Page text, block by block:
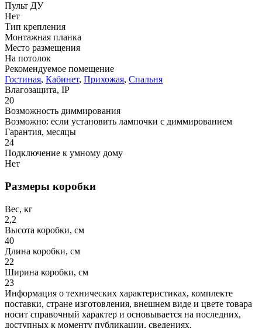
Пульт ДУ
Нет
Тип крепления
Монтажная планка
Место размещения
На потолок
Рекомендуемое помещение
Гостиная, Кабинет, Прихожая, Спальня
Влагозащита, IP
20
Возможность диммирования
Возможно: если установить лампочки с диммированием
Гарантия, месяцы
24
Подключение к умному дому
Нет
Размеры коробки
Вес, кг
2,2
Высота коробки, см
40
Длина коробки, см
22
Ширина коробки, см
23
Информация о технических характеристиках, комплекте
поставки, стране изготовления, внешнем виде и цвете товара
носит справочный характер и основывается на последних,
доступных к моменту публикации, сведениях.